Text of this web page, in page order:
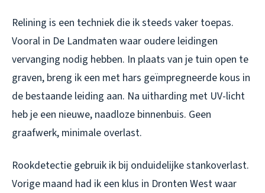
Relining is een techniek die ik steeds vaker toepas.
Vooral in De Landmaten waar oudere leidingen
vervanging nodig hebben. In plaats van je tuin open te
graven, breng ik een met hars geïmpregneerde kous in
de bestaande leiding aan. Na uitharding met UV-licht
heb je een nieuwe, naadloze binnenbuis. Geen
graafwerk, minimale overlast.
Rookdetectie gebruik ik bij onduidelijke stankoverlast.
Vorige maand had ik een klus in Dronten West waar